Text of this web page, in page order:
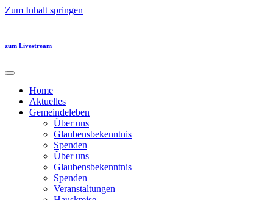
Zum Inhalt springen
zum Livestream
Home
Aktuelles
Gemeindeleben
Über uns
Glaubensbekenntnis
Spenden
Über uns
Glaubensbekenntnis
Spenden
Veranstaltungen